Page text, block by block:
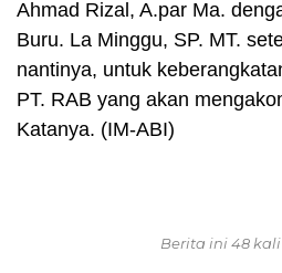
Ahmad Rizal, A.par Ma.
Buru. La Minggu, SP. MT.
nantinya, untuk
PT. RAB yang akan
Katanya. (IM-ABI)
Berita ini 48